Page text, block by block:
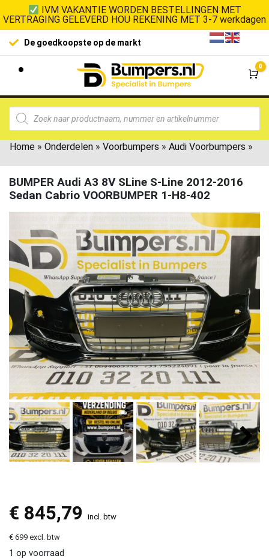
IVM VAKANTIE WORDEN BESTELLINGEN MET
VERTRAGING GELEVERD HOU REKENING MET 3-7 werkdagen
De goedkoopste op de markt
0
Home » Onderdelen » Voorbumpers » Audi Voorbumpers »
BUMPER Audi A3 8V SLine S-Line 2012-2016
Sedan Cabrio VOORBUMPER 1-H8-402
€ 845,79 incl. btw
€ 699 excl. btw
1 op voorraad